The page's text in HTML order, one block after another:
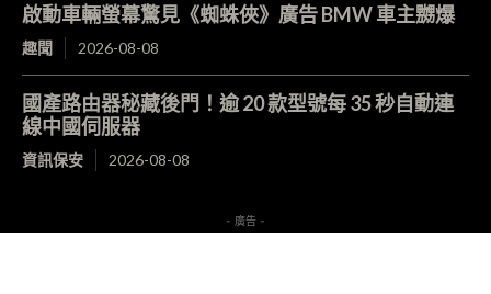
啟動車輛螢幕驚見《蜘蛛俠》廣告 BMW 車主嬲爆
趣聞 2026-08-08
國產路由器秘藏後門！逾 20 款型號每 35 秒自動連
線中國伺服器
資訊保安 2026-08-08
- 廣告 -